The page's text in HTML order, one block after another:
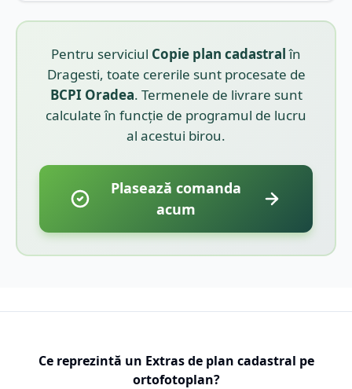
Pentru serviciul Copie plan cadastralîn
Dragesti, toate cererile sunt procesate de
BCPI Oradea. Termenele de livrare sunt
calculate în funcție de programul de lucru
al acestui birou.
Plasează comanda
acum
Ce reprezintă un Extras de plan cadastral pe
ortofotoplan?